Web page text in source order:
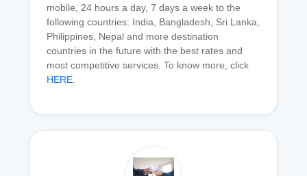
mobile, 24 hours a day, 7 days a week to the
following countries: India, Bangladesh, Sri Lanka,
Philippines, Nepal and more destination
countries in the future with the best rates and
most competitive services. To know more, click
HERE.